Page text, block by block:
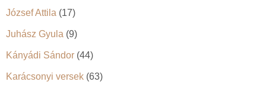
József Attila (17)
Juhász Gyula (9)
Kányádi Sándor (44)
Karácsonyi versek (63)